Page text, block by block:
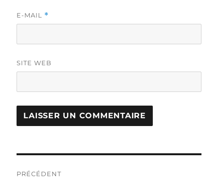
E-MAIL *
SITE WEB
PRÉCÉDENT